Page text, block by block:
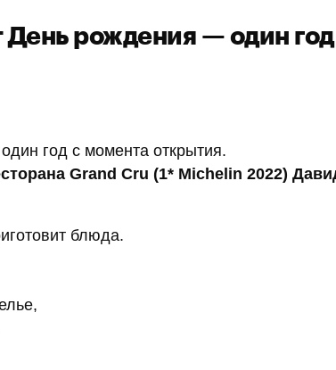
День рождения — один год
один год с момента открытия.
Grand Cru (1* Michelin 2022)
блюда.